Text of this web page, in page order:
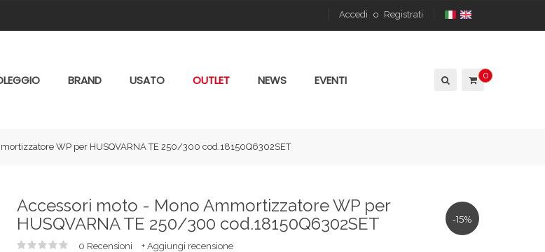
Accedi o Registrati
0
BRAND USATO OUTLET NEWS EVENTI
WP per HUSQVARNA TE 250/300 cod.18150Q6302SET
-15%
Accessori moto - Mono Ammortizzatore WP per
HUSQVARNA TE 250/300 cod.18150Q6302SET
0 Recensioni + Aggiungi recensione